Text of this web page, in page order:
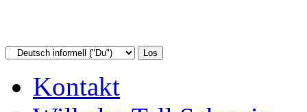
Kontakt